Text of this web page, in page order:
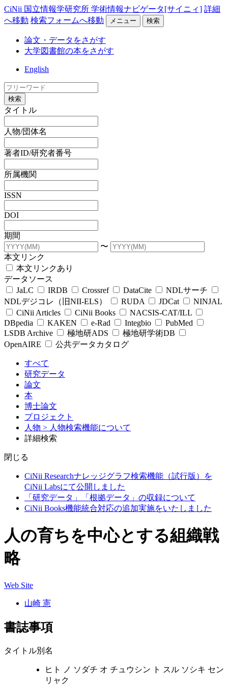
CiNii 国立情報学研究所 学術情報ナビゲータ[サイニィ] 詳細
へ移動 検索フォームへ移動 メニュー 検索
論文・データをさがす
大学図書館の本をさがす
English
検索
タイトル
人物/団体名
著者ID/研究者番号
所属機関
ISSN
DOI
期間
〜
本文リンク
本文リンクあり
データソース
JaLC
IRDB Crossref DataCite
NDLサーチ
NDLデジコレ（旧NII-ELS）
RUDA JDCat
NINJAL
CiNii Articles
CiNii Books
NACSIS-CAT/ILL
DBpedia
KAKEN e-Rad Integbio
PubMed
LSDB Archive
極地研ADS
極地研学術DB
OpenAIRE
公共データカタログ
すべて
研究データ
論文
本
博士論文
プロジェクト
人物 > 人物検索機能について
詳細検索
閉じる
CiNii Researchナレッジグラフ検索機能（試行版）を
CiNii Labsにて公開しました
「研究データ」「根拠データ」の収録について
CiNii Books機能統合対応の追加実施をいたしました
人の育ちを中心とする組織戦
略
Web Site
山崎 憲
書誌事項
タイトル別名
ヒト ノ ソダチ オ チュウシン ト スル ソシキ セン
リャク